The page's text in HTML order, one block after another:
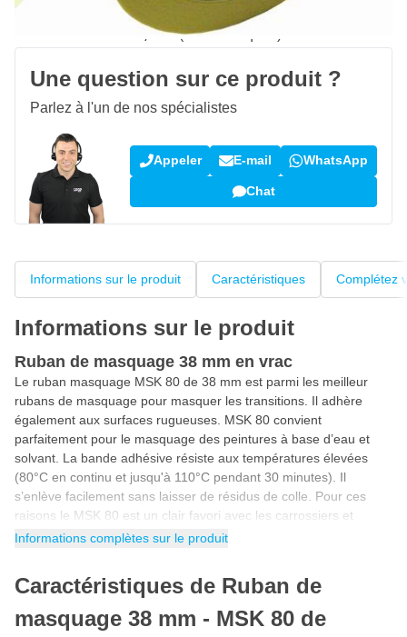
retours & échanges
4,38/5(5 163 critiques)
Une question sur ce produit ?
Parlez à l'un de nos spécialistes
Appeler E-mail WhatsApp
Chat
Informations sur le produit Caractéristiques Complétez
Informations sur le produit
Ruban de masquage 38 mm en vrac
Le ruban masquage MSK 80 de 38 mm est parmi les meilleur
rubans de masquage pour masquer les transitions. Il adhère
également aux surfaces rugueuses. MSK 80 convient
parfaitement pour le masquage des peintures à base d’eau et
solvant. La bande adhésive résiste aux températures élevées
(80°C en continu et jusqu'à 110°C pendant 30 minutes). Il
s’enlève facilement sans laisser de résidus de colle. Pour ces
raisons le MSK 80 est un clair favori avec les carrossiers et
peintres.
Excellent pouvoir adhésif
Ne laisse aucun résidu de colle
Informations complètes sur le produit
Caractéristiques de Ruban de
masquage 38 mm - MSK 80 de